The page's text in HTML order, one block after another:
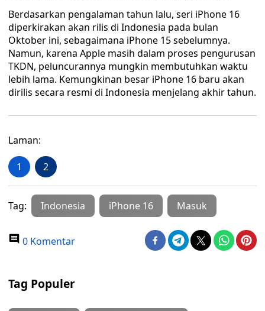
Berdasarkan pengalaman tahun lalu, seri iPhone 16
diperkirakan akan rilis di Indonesia pada bulan
Oktober ini, sebagaimana iPhone 15 sebelumnya.
Namun, karena Apple masih dalam proses pengurusan
TKDN, peluncurannya mungkin membutuhkan waktu
lebih lama. Kemungkinan besar iPhone 16 baru akan
dirilis secara resmi di Indonesia menjelang akhir tahun.
Laman:
1 2
Tag: Indonesia iPhone 16 Masuk
0 Komentar
Tag Populer